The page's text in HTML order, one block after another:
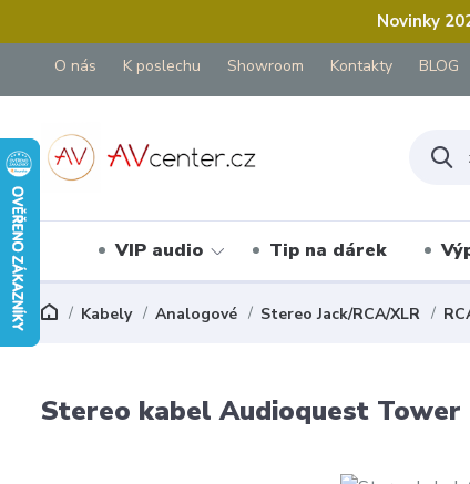
Novinky
O nás K poslechu Showroom Kontakty BLOG
VIP audio Tip na dárek
Kabely Analogové Stereo Jack/RCA/XLR
Stereo kabel Audioquest Tower